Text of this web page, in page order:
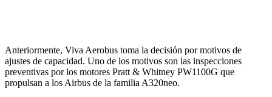
Anteriormente, Viva Aerobus toma la decisión por motivos de
ajustes de capacidad. Uno de los motivos son las inspecciones
preventivas por los motores Pratt & Whitney PW1100G que
propulsan a los Airbus de la familia A320neo.